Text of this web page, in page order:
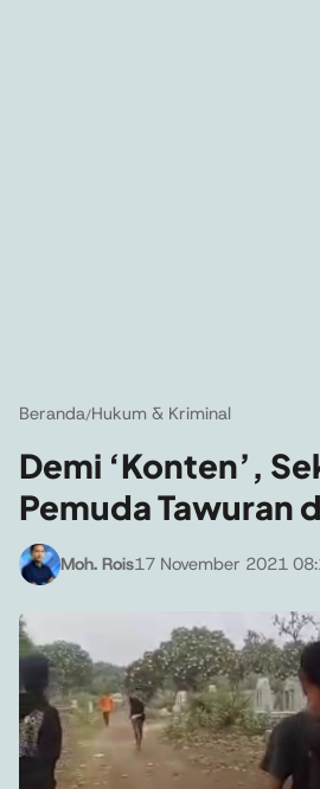
Beranda/Hukum & Kriminal
Demi ‘Konten’,
Pemuda Tawuran
Moh. Rois17 November 2021